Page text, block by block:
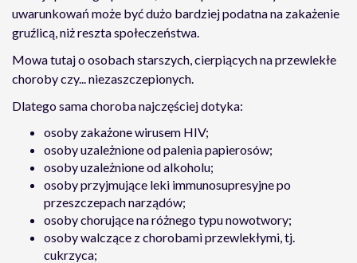
uwarunkowań może być dużo bardziej podatna na zakażenie
gruźlicą, niż reszta społeczeństwa.
Mowa tutaj o osobach starszych, cierpiących na przewlekłe
choroby czy... niezaszczepionych.
Dlatego sama choroba najczęściej dotyka:
osoby zakażone wirusem HIV;
osoby uzależnione od palenia papierosów;
osoby uzależnione od alkoholu;
osoby przyjmujące leki immunosupresyjne po
przeszczepach narządów;
osoby chorujące na różnego typu nowotwory;
osoby walczące z chorobami przewlekłymi, tj.
cukrzyca;